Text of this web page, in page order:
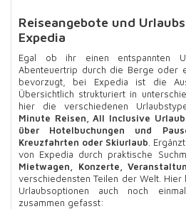
Reiseangebote und
Expedia
Egal ob ihr einen entspannten
Abenteuertrip durch die Berge oder
bevorzugt, bei Expedia ist die
Übersichtlich strukturiert in
hier die verschiedenen
Minute Reisen, All Inclusive
über Hotelbuchungen und
Kreuzfahrten oder Skiurlaub .
von Expedia durch praktische
Mietwagen, Konzerte,
verschiedensten Teilen der Welt.
Urlaubsoptionen auch noch
zusammen gefasst: